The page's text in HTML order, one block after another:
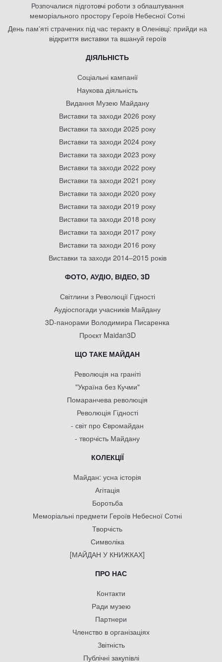
Розпочалися підготовчі роботи з облаштування
меморіального простору Героїв Небесної Сотні
День памʼяті страчених під час теракту в Оленівці: прийди на
відкриття виставки та вшануй героїв
ДІЯЛЬНІСТЬ
Соціальні кампанії
Наукова діяльність
Видання Музею Майдану
Виставки та заходи 2026 року
Виставки та заходи 2025 року
Виставки та заходи 2024 року
Виставки та заходи 2023 року
Виставки та заходи 2022 року
Виставки та заходи 2021 року
Виставки та заходи 2020 року
Виставки та заходи 2019 року
Виставки та заходи 2018 року
Виставки та заходи 2017 року
Виставки та заходи 2016 року
Виставки та заходи 2014–2015 років
ФОТО, АУДІО, ВІДЕО, 3D
Світлини з Революції Гідності
Аудіоспогади учасників Майдану
3D-панорами Володимира Писаренка
Проєкт Maidan3D
ЩО ТАКЕ МАЙДАН
Революція на граніті
"Україна без Кучми"
Помаранчева революція
Революція Гідності
- світ про Євромайдан
- творчість Майдану
КОЛЕКЦІЇ
Майдан: усна історія
Агітація
Боротьба
Меморіальні предмети Героїв Небесної Сотні
Творчість
Символіка
[МАЙДАН У КНИЖКАХ]
ПРО НАС
Контакти
Ради музею
Партнери
Членство в організаціях
Звітність
Публічні закупівлі